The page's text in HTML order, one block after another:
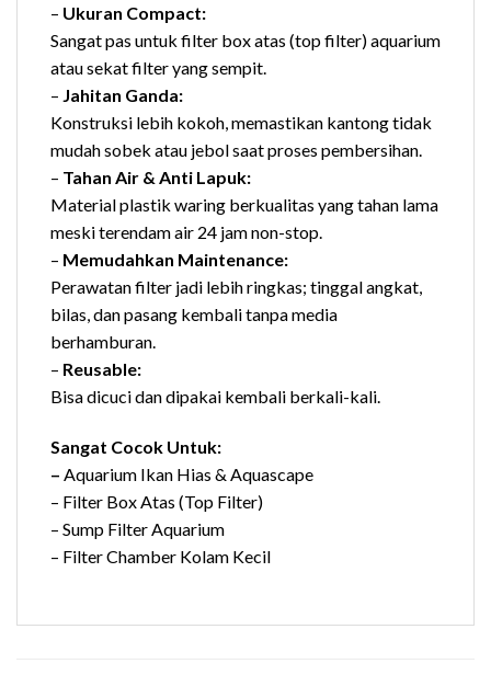
– Ukuran Compact:
Sangat pas untuk filter box atas (top filter) aquarium
atau sekat filter yang sempit.
– Jahitan Ganda:
Konstruksi lebih kokoh, memastikan kantong tidak
mudah sobek atau jebol saat proses pembersihan.
– Tahan Air & Anti Lapuk:
Material plastik waring berkualitas yang tahan lama
meski terendam air 24 jam non-stop.
– Memudahkan Maintenance:
Perawatan filter jadi lebih ringkas; tinggal angkat,
bilas, dan pasang kembali tanpa media
berhamburan.
– Reusable:
Bisa dicuci dan dipakai kembali berkali-kali.
Sangat Cocok Untuk:
– Aquarium Ikan Hias & Aquascape
– Filter Box Atas (Top Filter)
– Sump Filter Aquarium
– Filter Chamber Kolam Kecil